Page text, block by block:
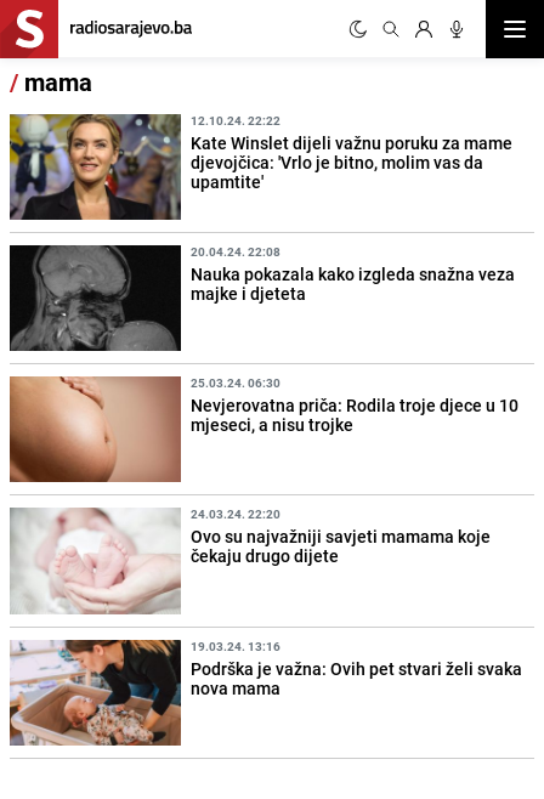
/ mama
12.10.24. 22:22
Kate Winslet dijeli važnu poruku za mame
djevojčica: 'Vrlo je bitno, molim vas da
upamtite'
20.04.24. 22:08
Nauka pokazala kako izgleda snažna veza
majke i djeteta
25.03.24. 06:30
Nevjerovatna priča: Rodila troje djece u 10
mjeseci, a nisu trojke
24.03.24. 22:20
Ovo su najvažniji savjeti mamama koje
čekaju drugo dijete
19.03.24. 13:16
Podrška je važna: Ovih pet stvari želi svaka
nova mama